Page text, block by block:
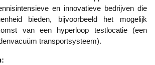
en innovatieve bedrijven die
bieden, bijvoorbeeld het mogelijk
van een hyperloop testlocatie (een
transportsysteem).